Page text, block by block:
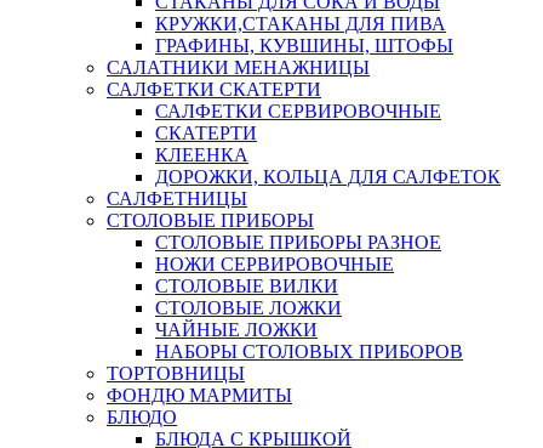
КРУЖКИ,СТАКАНЫ ДЛЯ ПИВА
ГРАФИНЫ, КУВШИНЫ, ШТОФЫ
САЛАТНИКИ МЕНАЖНИЦЫ
САЛФЕТКИ СКАТЕРТИ
САЛФЕТКИ СЕРВИРОВОЧНЫЕ
СКАТЕРТИ
КЛЕЕНКА
ДОРОЖКИ, КОЛЬЦА ДЛЯ САЛФЕТОК
САЛФЕТНИЦЫ
СТОЛОВЫЕ ПРИБОРЫ
СТОЛОВЫЕ ПРИБОРЫ РАЗНОЕ
НОЖИ СЕРВИРОВОЧНЫЕ
СТОЛОВЫЕ ВИЛКИ
СТОЛОВЫЕ ЛОЖКИ
ЧАЙНЫЕ ЛОЖКИ
НАБОРЫ СТОЛОВЫХ ПРИБОРОВ
ТОРТОВНИЦЫ
ФОНДЮ МАРМИТЫ
БЛЮДО
БЛЮДА С КРЫШКОЙ